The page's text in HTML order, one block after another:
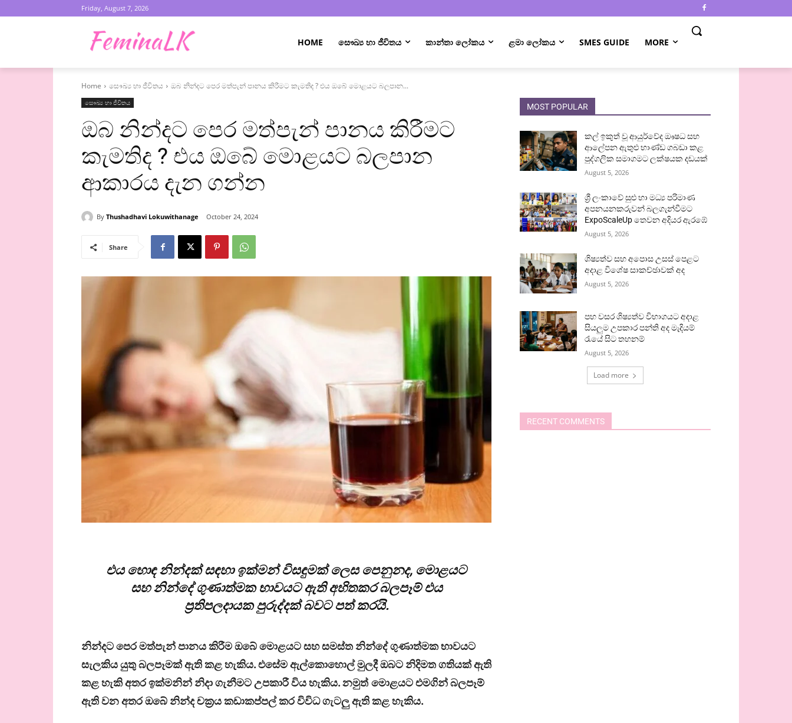
Friday, August 7, 2026
HOME සෞඛ්‍ය හා ජීවිතය කාන්තා ලෝකය ළමා ලෝකය SMES GUIDE MORE
Home සෞඛ්‍ය හා ජීවිතය ඔබ නින්දට පෙර මත්පැන් පානය කිරීමට කැමතිද ? එය ඔබේ මොළයට බලපාන...
සෞඛ්‍ය හා ජීවිතය
ඔබ නින්දට පෙර මත්පැන් පානය කිරීමට
කැමතිද ? එය ඔබේ මොළයට බලපාන
ආකාරය දැන ගන්න
By Thushadhavi Lokuwithanage October 24, 2024
Share
එය හොඳ නින්දක් සඳහා ඉක්මන් විසඳුමක් ලෙස පෙනුනද, මොළයට
සහ නින්දේ ගුණාත්මක භාවයට ඇති අහිතකර බලපෑම් එය
ප්‍රතිපලදායක පුරුද්දක් බවට පත් කරයි.
නින්දට පෙර මත්පැන් පානය කිරීම ඔබේ මොළයට සහ සමස්ත නින්දේ ගුණාත්මක භාවයට
සැලකිය යුතු බලපෑමක් ඇති කළ හැකිය. එසේම ඇල්කොහොල් මුලදී ඔබට නිදිමත ගතියක් ඇති
කළ හැකි අතර ඉක්මනින් නිදා ගැනීමට උපකාරී විය හැකිය. නමුත් මොළයට එමගින් බලපෑම්
ඇති වන අතර ඔබේ නින්ද චක්‍රය කඩාකප්පල් කර විවිධ ගැටලු ඇති කළ හැකිය.
MOST POPULAR
කල් ඉකුත් වූ ආයුර්වේද ඖෂධ සහ
ආලේපන ඇතුළු භාණ්ඩ ගබඩා කළ
පුද්ගලික සමාගමට ලක්ෂයක දඩයක්
August 5, 2026
ශ්‍රී ලංකාවේ සුළු හා මධ්‍ය පරිමාණ
අපනයනකරුවන් බලගැන්වීමට
ExpoScaleUp තෙවන අදියර ඇරඹේ
August 5, 2026
ශිෂ්‍යත්ව සහ අපොස උසස් පෙළට
අදාළ විශේෂ සාකච්ඡාවක් අද
August 5, 2026
පහ වසර ශිෂ්‍යත්ව විභාගයට අදාළ
සියලුම උපකාර පන්ති අද මැදියම්
රැයේ සිට තහනම්
August 5, 2026
Load more
RECENT COMMENTS